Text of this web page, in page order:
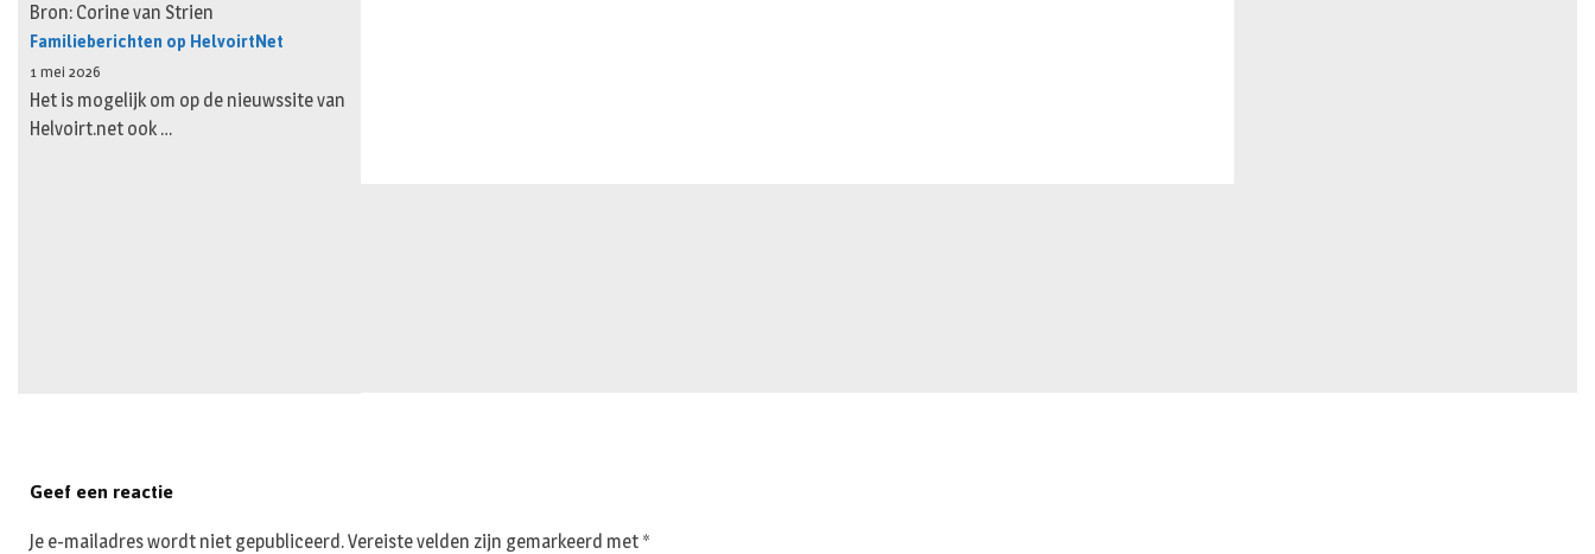
Bron: Corine van Strien
Familieberichten op HelvoirtNet
1 mei 2026
Het is mogelijk om op de nieuwssite van
Helvoirt.net ook …
Geef een reactie
Je e-mailadres wordt niet gepubliceerd.Vereiste velden zijn gemarkeerd met *